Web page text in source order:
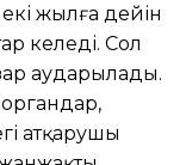
жылға дейін
келеді. Сол
аударылады.
атқарушы